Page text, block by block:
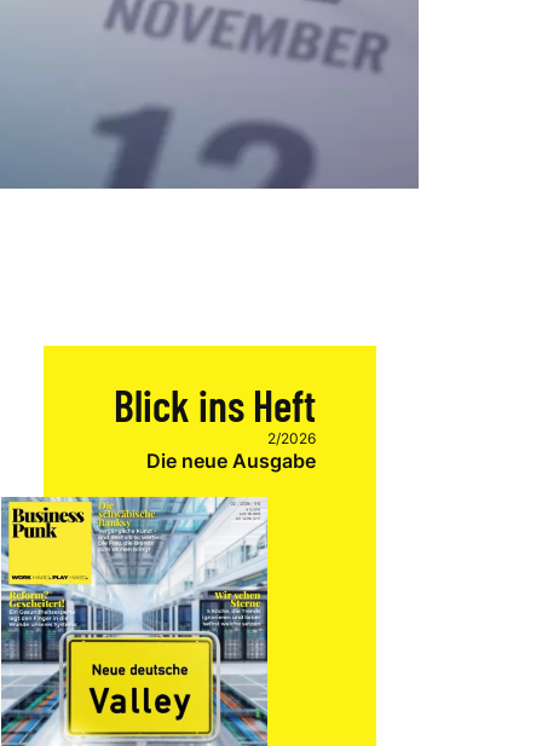
Blick ins Heft
2/2026
Die neue Ausgabe